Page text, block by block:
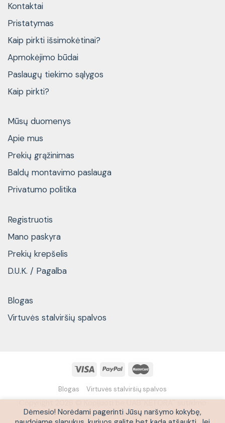
Kontaktai
Pristatymas
Kaip pirkti išsimokėtinai?
Apmokėjimo būdai
Paslaugų tiekimo sąlygos
Kaip pirkti?
Mūsų duomenys
Apie mus
Prekių grąžinimas
Baldų montavimo paslauga
Privatumo politika
Registruotis
Mano paskyra
Prekių krepšelis
D.U.K. / Pagalba
Blogas
Virtuvės stalviršių spalvos
Blogas Virtuvės stalviršių spalvos
draudžiama
Dėmesio! Norėdami pagerinti Jūsų naršymo kokybę,